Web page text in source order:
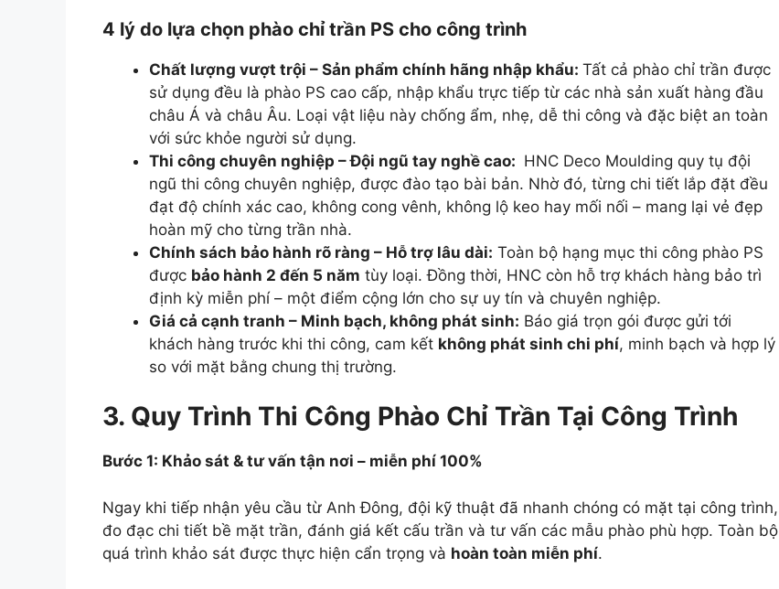
4 lý do lựa chọn phào chỉ trần PS cho công trình
Chất lượng vượt trội – Sản phẩm chính hãng nhập khẩu: Tất cả phào chỉ trần được
sử dụng đều là phào PS cao cấp, nhập khẩu trực tiếp từ các nhà sản xuất hàng đầu
châu Á và châu Âu. Loại vật liệu này chống ẩm, nhẹ, dễ thi công và đặc biệt an toàn
với sức khỏe người sử dụng.
Thi công chuyên nghiệp – Đội ngũ tay nghề cao: HNC Deco Moulding quy tụ đội
ngũ thi công chuyên nghiệp, được đào tạo bài bản. Nhờ đó, từng chi tiết lắp đặt đều
đạt độ chính xác cao, không cong vênh, không lộ keo hay mối nối – mang lại vẻ đẹp
hoàn mỹ cho từng trần nhà.
Chính sách bảo hành rõ ràng – Hỗ trợ lâu dài: Toàn bộ hạng mục thi công phào PS
được bảo hành 2 đến 5 năm tùy loại. Đồng thời, HNC còn hỗ trợ khách hàng bảo trì
định kỳ miễn phí – một điểm cộng lớn cho sự uy tín và chuyên nghiệp.
Giá cả cạnh tranh – Minh bạch, không phát sinh: Báo giá trọn gói được gửi tới
khách hàng trước khi thi công, cam kết không phát sinh chi phí, minh bạch và hợp lý
so với mặt bằng chung thị trường.
3. Quy Trình Thi Công Phào Chỉ Trần Tại Công Trình
Bước 1: Khảo sát & tư vấn tận nơi – miễn phí 100%
Ngay khi tiếp nhận yêu cầu từ Anh Đông, đội kỹ thuật đã nhanh chóng có mặt tại công trình,
đo đạc chi tiết bề mặt trần, đánh giá kết cấu trần và tư vấn các mẫu phào phù hợp. Toàn bộ
quá trình khảo sát được thực hiện cẩn trọng và hoàn toàn miễn phí.